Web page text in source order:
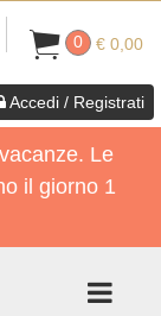
0 € 0,00
Accedi / Registrati
Le
il giorno 1